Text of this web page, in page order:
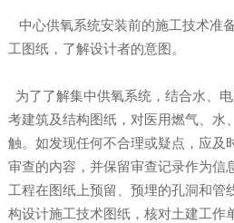
中心供氧系统安装前的施工技术准
工图纸，了解设计者的意图。
为了了解集中供氧系统，结合水、
考建筑及结构图纸，对医用燃气、水
触。如发现任何不合理或疑点，应及
审查的内容，并保留审查记录作为信
工程在图纸上预留、预埋的孔洞和管
构设计施工技术图纸，核对土建工作